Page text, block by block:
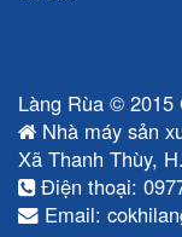
Làng Rùa © 2015
Nhà máy sản
Xã Thanh Thùy,
Điện thoại:
Email: